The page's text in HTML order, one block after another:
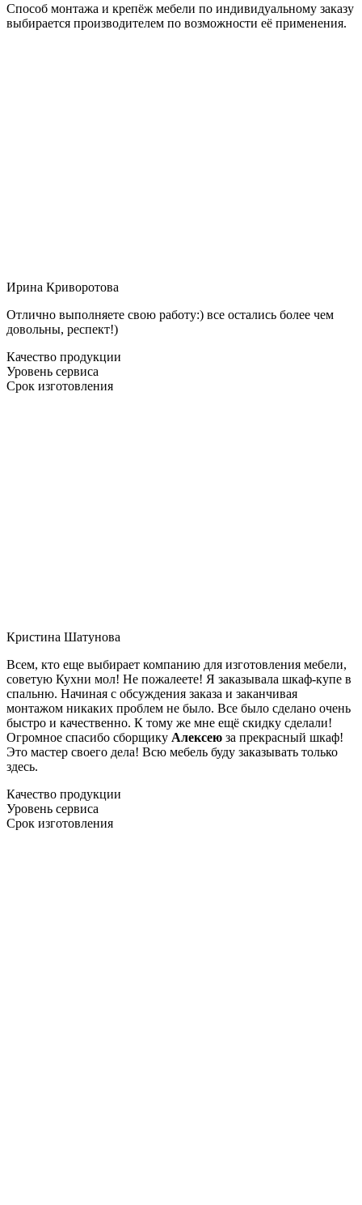
Способ монтажа и крепёж мебели по индивидуальному заказу
выбирается производителем по возможности её применения.
Ирина Криворотова
Отлично выполняете свою работу:) все остались более чем
довольны, респект!)
Качество продукции
Уровень сервиса
Срок изготовления
Кристина Шатунова
Всем, кто еще выбирает компанию для изготовления мебели,
советую Кухни мол! Не пожалеете! Я заказывала шкаф-купе в
спальню. Начиная с обсуждения заказа и заканчивая
монтажом никаких проблем не было. Все было сделано очень
быстро и качественно. К тому же мне ещё скидку сделали!
Огромное спасибо сборщику Алексею за прекрасный шкаф!
Это мастер своего дела! Всю мебель буду заказывать только
здесь.
Качество продукции
Уровень сервиса
Срок изготовления